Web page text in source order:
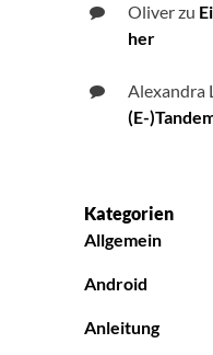
Oliverzu
her
Alexandra
(E-
Kategorien
Allgemein
Android
Anleitung